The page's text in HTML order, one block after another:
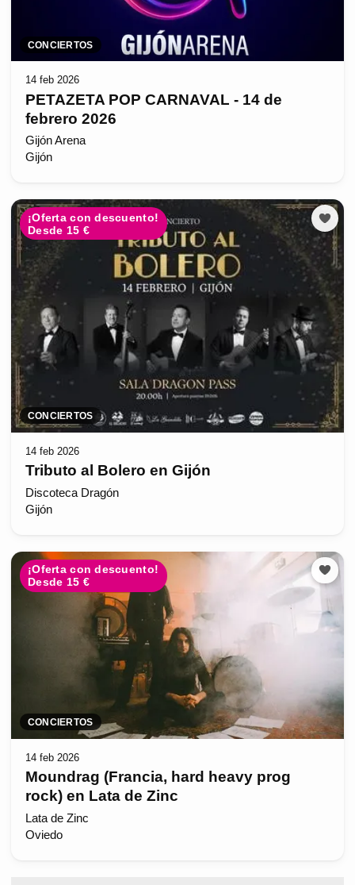
CONCIERTOS
14 feb 2026
PETAZETA POP CARNAVAL - 14 de
febrero 2026
Gijón Arena
Gijón
¡Oferta con descuento!
Desde 15 €
CONCIERTOS
14 feb 2026
Tributo al Bolero en Gijón
Discoteca Dragón
Gijón
¡Oferta con descuento!
Desde 15 €
CONCIERTOS
14 feb 2026
Moundrag (Francia, hard heavy prog
rock) en Lata de Zinc
Lata de Zinc
Oviedo